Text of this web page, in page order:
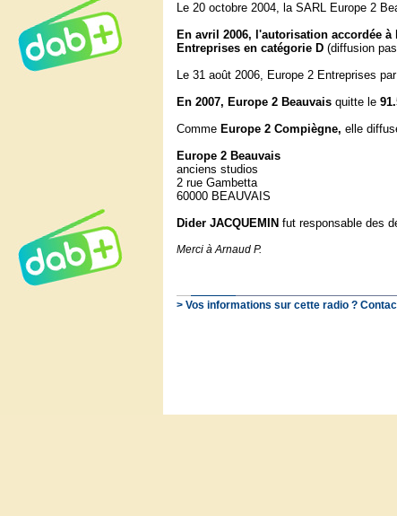
Le 20 octobre 2004, la SARL Europe 2
En avril 2006, l'autorisation accordée
Entreprises en catégorie D (diffusion
Le 31 août 2006, Europe 2 Entreprises
En 2007, Europe 2 Beauvais quitte le
Comme Europe 2 Compiègne, elle
Europe 2 Beauvais
anciens studios
2 rue Gambetta
60000 BEAUVAIS
Dider JACQUEMIN fut responsable des
Merci à Arnaud P.
> Vos informations sur cette radio ?